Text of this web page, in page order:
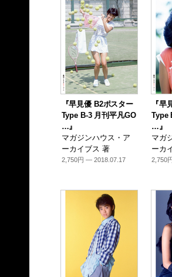
『早見優 B2ポスター
Type B-3 月刊平凡GO
…』
マガジンハウス・ア
ーカイブス 著
2,750円 — 2018.07.17
『早
Type
…』
マガ
ーカ
2,750